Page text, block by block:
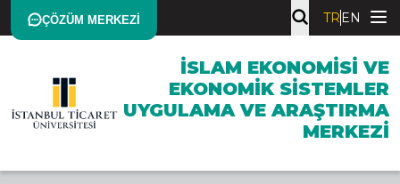
ÇÖZÜM MERKEZI TR EN
İSLAM EKONOMISI VE
EKONOMIK SISTEMLER
UYGULAMA VE ARAŞTIRMA
MERKEZI